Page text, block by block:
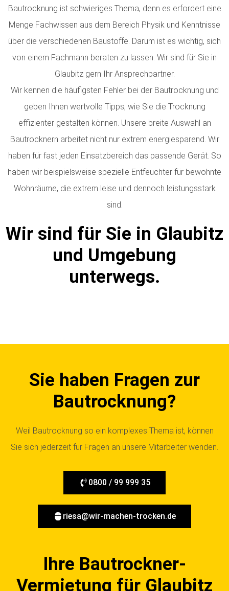
Bautrocknung ist schwieriges Thema, denn es erfordert eine
Menge Fachwissen aus dem Bereich Physik und Kenntnisse
über die verschiedenen Baustoffe. Darum ist es wichtig, sich
von einem Fachmann beraten zu lassen. Wir sind für Sie in
Glaubitz gern Ihr Ansprechpartner.
Wir kennen die häufigsten Fehler bei der Bautrocknung und
geben Ihnen wertvolle Tipps, wie Sie die Trocknung
effizienter gestalten können. Unsere breite Auswahl an
Bautrocknern arbeitet nicht nur extrem energiesparend. Wir
haben für fast jeden Einsatzbereich das passende Gerät. So
haben wir beispielsweise spezielle Entfeuchter für bewohnte
Wohnräume, die extrem leise und dennoch leistungsstark
sind.
Wir sind für Sie in Glaubitz
und Umgebung
unterwegs.
Sie haben Fragen zur
Bautrocknung?
Weil Bautrocknung so ein komplexes Thema ist, können
Sie sich jederzeit für Fragen an unsere Mitarbeiter wenden.
0800 / 99 999 35
riesa@wir-machen-trocken.de
Ihre Bautrockner-
Vermietung für Glaubitz